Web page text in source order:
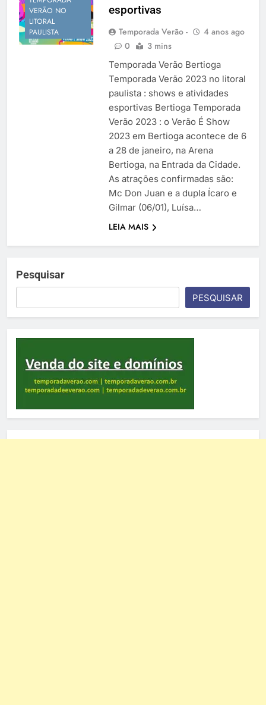
VERÃO NO
LITORAL
PAULISTA
esportivas
Temporada Verão -
4 anos ago
0
3 mins
Temporada Verão Bertioga
Temporada Verão 2023 no litoral
paulista : shows e atividades
esportivas Bertioga Temporada
Verão 2023 : o Verão É Show
2023 em Bertioga acontece de 6
a 28 de janeiro, na Arena
Bertioga, na Entrada da Cidade.
As atrações confirmadas são:
Mc Don Juan e a dupla Ícaro e
Gilmar (06/01), Luísa…
LEIA MAIS
Pesquisar
PESQUISAR